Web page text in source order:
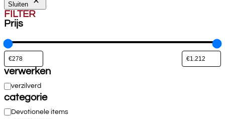
Sluiten
FILTER
Prijs
verwerken
verwerken
verzilverd
categorie
Categorie
Devotionele items